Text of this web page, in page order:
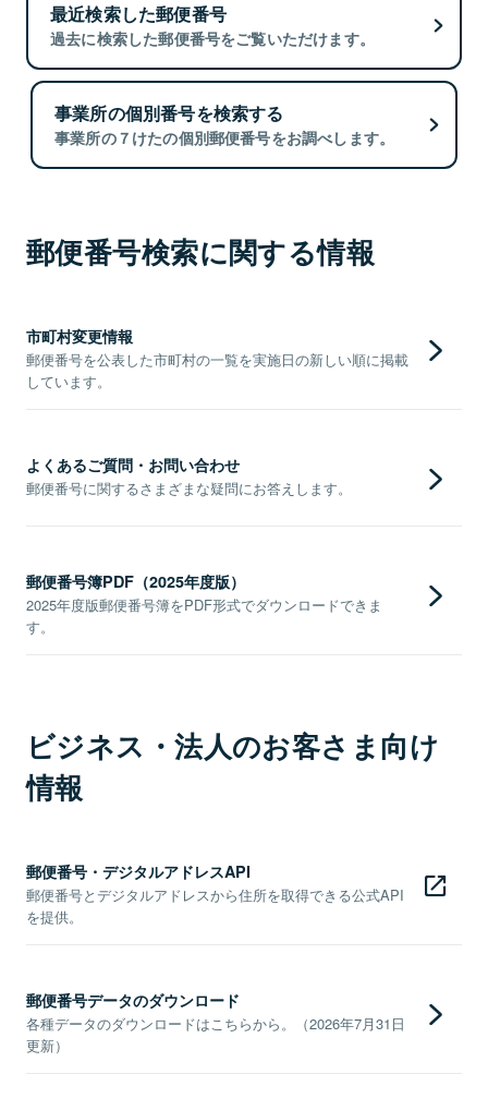
最近検索した郵便番号
過去に検索した郵便番号をご覧いただけます。
事業所の個別番号を検索する
事業所の７けたの個別郵便番号をお調べします。
郵便番号検索に関する情報
市町村変更情報
郵便番号を公表した市町村の一覧を実施日の新しい順に掲載
しています。
よくあるご質問・お問い合わせ
郵便番号に関するさまざまな疑問にお答えします。
郵便番号簿PDF（2025年度版）
2025年度版郵便番号簿をPDF形式でダウンロードできま
す。
ビジネス・法人のお客さま向け
情報
郵便番号・デジタルアドレスAPI
郵便番号とデジタルアドレスから住所を取得できる公式API
を提供。
郵便番号データのダウンロード
各種データのダウンロードはこちらから。（2026年7月31日
更新）